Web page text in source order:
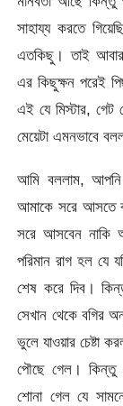
সাহায্য করতে
এতকিছু। তাই আবার
এর কিছুক্ষন পরেই
এই যে মিস্টার,
মেয়েটা এমনভাবে
আমি বললাম, আপনি
আমাকে সরে আসতে
সরে আসবেন নাকি
পরিমান রাগ হল যে
শেষ করে দিব।
সেখান থেকে বগির
ভুলে যাওয়ার চেষ্টা
পৌছে গেল। কিন্তু
শোনা গেল যে